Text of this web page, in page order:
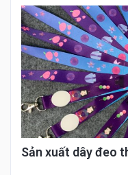
Sản xuất dây đeo